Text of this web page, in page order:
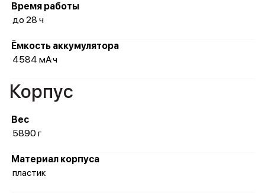
Время работы
до 28 ч
Ёмкость аккумулятора
4584 мА·ч
Корпус
Вес
5890 г
Материал корпуса
пластик